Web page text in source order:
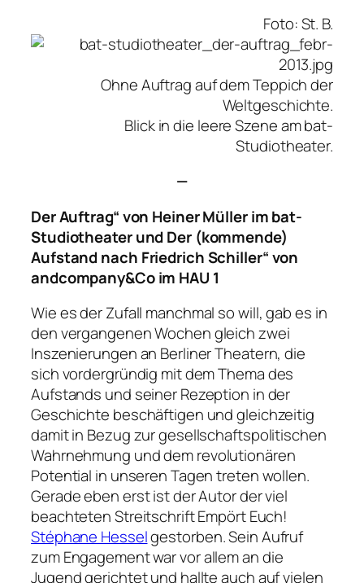
Foto: St. B.
Ohne Auftrag auf dem Teppich der
Weltgeschichte.
Blick in die leere Szene am bat-
Studiotheater.
—
Der Auftrag“ von Heiner Müller im bat-
Studiotheater undDer (kommende)
Aufstand nach Friedrich Schiller“ von
andcompany&Co im HAU 1
Wie es der Zufall manchmal so will, gab es in
den vergangenen Wochen gleich zwei
Inszenierungen an Berliner Theatern, die
sich vordergründig mit dem Thema des
Aufstands und seiner Rezeption in der
Geschichte beschäftigen und gleichzeitig
damit in Bezug zur gesellschaftspolitischen
Wahrnehmung und dem revolutionären
Potential in unseren Tagen treten wollen.
Gerade eben erst ist der Autor der viel
beachteten Streitschrift Empört Euch!
Stéphane Hesselgestorben. Sein Aufruf
zum Engagement war vor allem an die
Jugend gerichtet und hallte auch auf vielen